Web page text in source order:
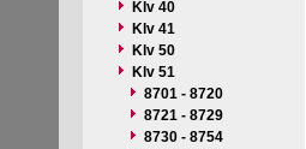
Klv 40
Klv 41
Klv 50
Klv 51
8701 - 8720
8721 - 8729
8730 - 8754